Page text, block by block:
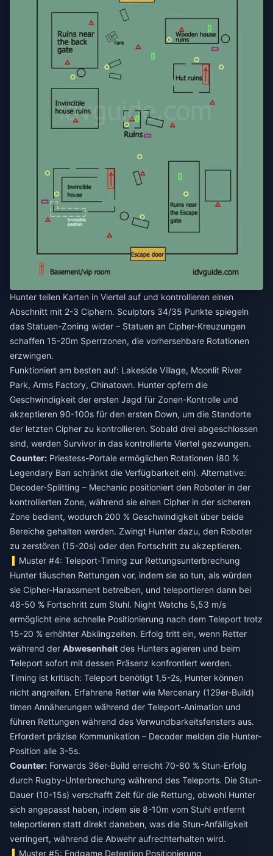
Hunter teilen Karten in Viertel auf und kontrollieren einen
Abschnitt mit 2-3 Ciphern. Sculptors 34/35 Punkte spiegeln
das Statuen-Zoning wider – Statuen an Cipher-Kreuzungen
schaffen 15-20m Sperrzonen, die vorhersehbare Rotationen
erzwingen.
Funktioniert am besten auf: Lakeside Village, Moonlit River
Park, Arms Factory, Chinatown. Hunter opfern die
Geschwindigkeit der ersten Jagd für Zonen-Kontrolle und
akzeptieren 90-100s für den ersten Down, um die Standorte
der letzten Cipher zu kontrollieren. Sobald drei abgeschlossen
sind, werden Survivor in das kontrollierte Viertel gezwungen.
Counter: Priestess-Portale ermöglichen Rotationen (80 %
Legendary Ban schränkt die Verfügbarkeit ein). Alternative:
Decoder-Splitting – Mechanic positioniert den Roboter in der
kontrollierten Zone, während sie einen Cipher in der sicheren
Zone bedient, wodurch 200 % Geschwindigkeit über beide
Bereiche gehalten werden. Zwingt Hunter dazu, den Roboter
zu zerstören (15-20s) oder den Fortschritt zu akzeptieren.
Muster #4: Teleport-Timing zur Rettungsunterbrechung
Hunter täuschen Rettungen vor, indem sie so tun, als würden
sie Cipher-Harassment betreiben, und teleportieren dann bei
48-50 % Fortschritt zum Stuhl. Night Watchs 5,53 m/s
ermöglicht eine schnelle Positionierung nach dem Teleport trotz
15-20 % erhöhter Abklingzeiten. Erfolg tritt ein, wenn Retter
während der Abwesenheit des Hunters agieren und beim
Teleport sofort mit dessen Präsenz konfrontiert werden.
Timing ist kritisch: Teleport benötigt 1,5-2s, Hunter können
nicht angreifen. Erfahrene Retter wie Mercenary (129er-Build)
timen Annäherungen während der Teleport-Animation und
führen Rettungen während des Verwundbarkeitsfensters aus.
Erfordert präzise Kommunikation – Decoder melden die Hunter-
Position alle 3-5s.
Counter: Forwards 36er-Build erreicht 70-80 % Stun-Erfolg
durch Rugby-Unterbrechung während des Teleports. Die Stun-
Dauer (10-15s) verschafft Zeit für die Rettung, obwohl Hunter
sich angepasst haben, indem sie 8-10m vom Stuhl entfernt
teleportieren statt direkt daneben, was die Stun-Anfälligkeit
verringert, während die Abwehr aufrechterhalten wird.
Muster #5: Endgame Detention Positionierung